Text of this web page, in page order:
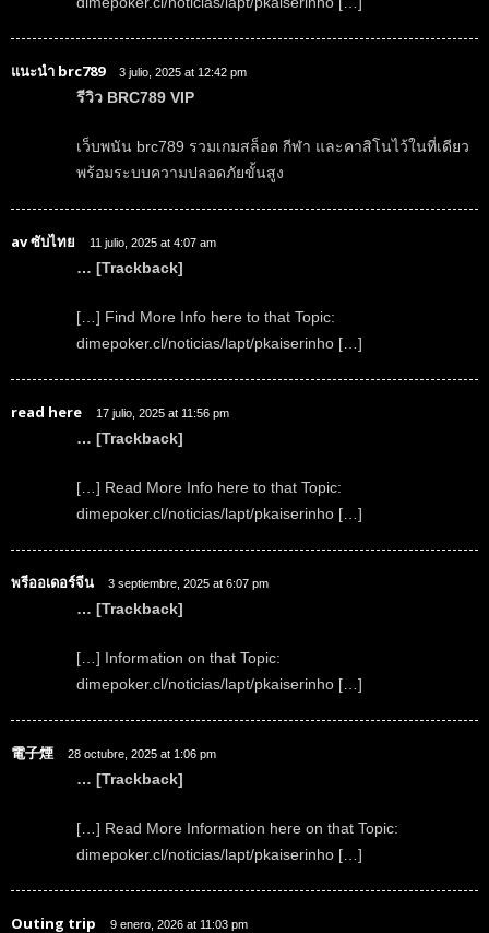
แนะนำ brc789 3 julio, 2025 at 12:42 pm
รีวิว BRC789 VIP
เว็บพนัน brc789 รวมเกมสล็อต กีฬา และคาสิโนไว้ในที่เดียว
พร้อมระบบความปลอดภัยขั้นสูง
av ซับไทย 11 julio, 2025 at 4:07 am
… [Trackback]
[…] Find More Info here to that Topic:
dimepoker.cl/noticias/lapt/pkaiserinho […]
read here 17 julio, 2025 at 11:56 pm
… [Trackback]
[…] Read More Info here to that Topic:
dimepoker.cl/noticias/lapt/pkaiserinho […]
พรีออเดอร์จีน 3 septiembre, 2025 at 6:07 pm
… [Trackback]
[…] Information on that Topic:
dimepoker.cl/noticias/lapt/pkaiserinho […]
電子煙 28 octubre, 2025 at 1:06 pm
… [Trackback]
[…] Read More Information here on that Topic:
dimepoker.cl/noticias/lapt/pkaiserinho […]
Outing trip 9 enero, 2026 at 11:03 pm